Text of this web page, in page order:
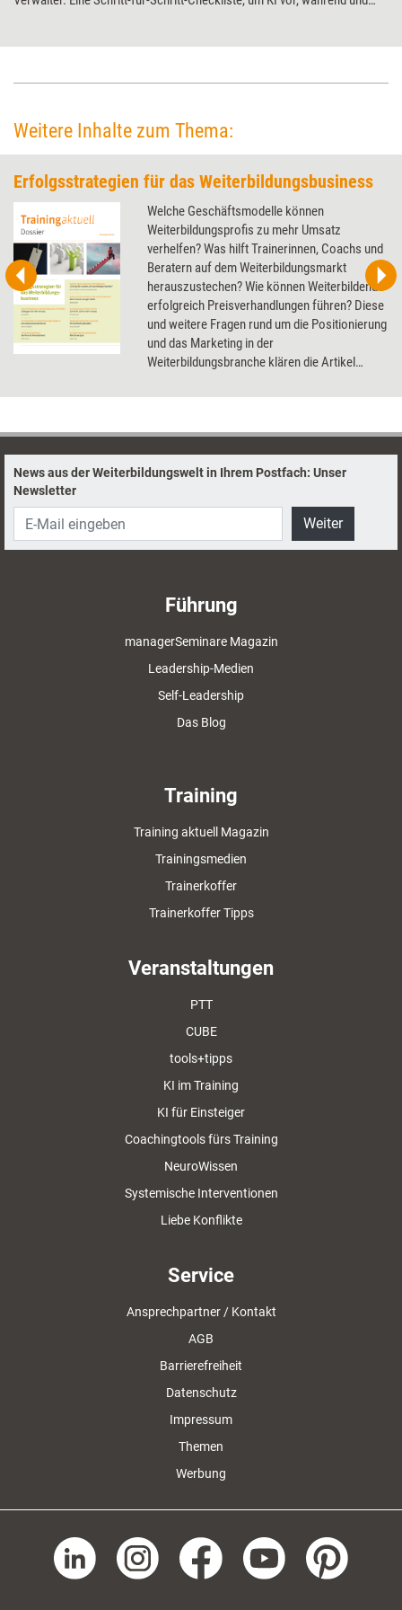
Weitere Inhalte zum Thema:
Erfolgsstrategien für das Weiterbildungsbusiness
Welche Geschäftsmodelle können
Weiterbildungsprofis zu mehr Umsatz
verhelfen? Was hilft Trainerinnen, Coachs und
Beratern auf dem Weiterbildungsmarkt
herauszustechen? Wie können Weiterbildende
erfolgreich Preisverhandlungen führen? Diese
und weitere Fragen rund um die Positionierung
und das Marketing in der
Weiterbildungsbranche klären die Artikel
News aus der Weiterbildungswelt in Ihrem Postfach: Unser
Newsletter
Weiter
Führung
managerSeminare Magazin
Leadership-Medien
Self-Leadership
Das Blog
Training
Training aktuell Magazin
Trainingsmedien
Trainerkoffer
Trainerkoffer Tipps
Veranstaltungen
PTT
CUBE
tools+tipps
KI im Training
KI für Einsteiger
Coachingtools fürs Training
NeuroWissen
Systemische Interventionen
Liebe Konflikte
Service
Ansprechpartner / Kontakt
AGB
Barrierefreiheit
Datenschutz
Impressum
Themen
Werbung